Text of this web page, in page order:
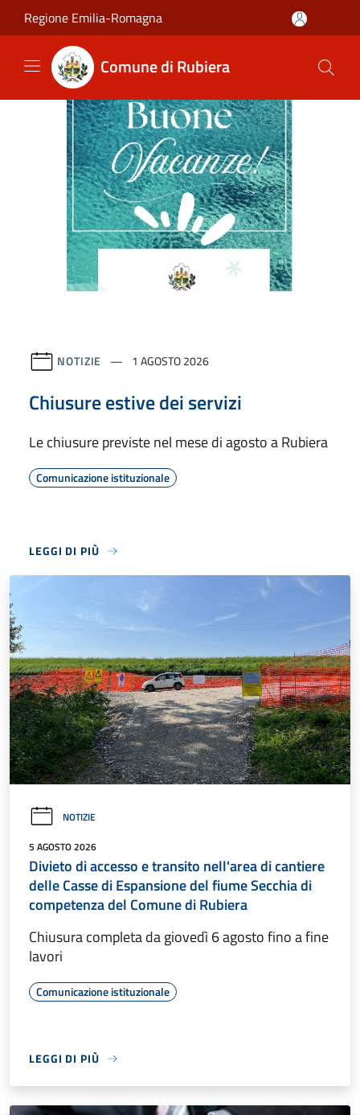
Salta al contenuto principale
Regione Emilia-Romagna
Comune di Rubiera
NOTIZIE 1 AGOSTO 2026
Chiusure estive dei servizi
Le chiusure previste nel mese di agosto a Rubiera
Comunicazione istituzionale
LEGGI DI PIÙ
NOTIZIE
5 AGOSTO 2026
Divieto di accesso e transito nell'area di cantiere
delle Casse di Espansione del fiume Secchia di
competenza del Comune di Rubiera
Chiusura completa da giovedì 6 agosto fino a fine
lavori
Comunicazione istituzionale
LEGGI DI PIÙ